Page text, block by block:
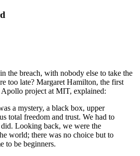
the breach, with nobody else to take the
too late? Margaret Hamilton, the first
project at MIT, explained:
a mystery, a black box, upper
total freedom and trust. We had to
Looking back, we were the
world; there was no choice but to
to be beginners.